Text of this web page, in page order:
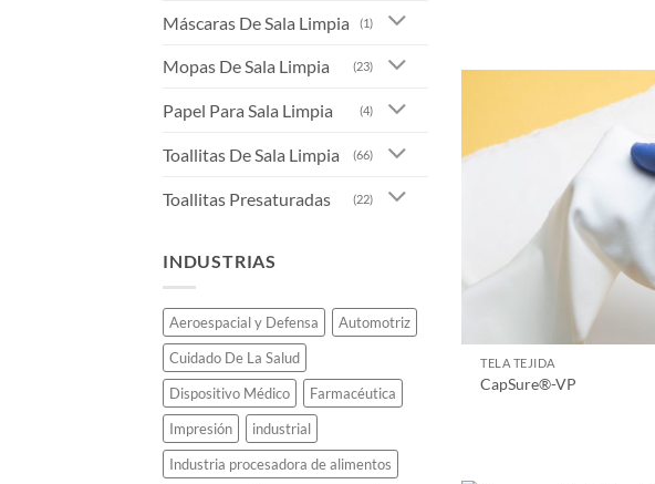
Máscaras De Sala Limpia (1)
Mopas De Sala Limpia (23)
Papel Para Sala Limpia (4)
Toallitas De Sala Limpia (66)
Toallitas Presaturadas (22)
INDUSTRIAS
Aeroespacial y Defensa
Automotriz
Cuidado De La Salud
Dispositivo Médico
Farmacéutica
Impresión
industrial
Industria procesadora de alimentos
TELA TEJIDA
CapSure®-VP